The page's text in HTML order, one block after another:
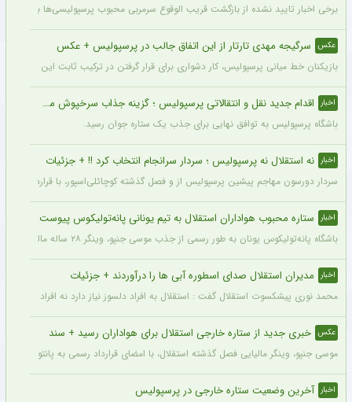
برخی اخبار تایید نشده از بازگشت قریب الوقوع سرمربی محبوب پرسپولیسی‌ها به دنیای
عکس سرگیجه مهدی تارتار از این اتفاق جالب در پرسپولیس + عکس
بازیکنان خط میانی پرسپولیس، کار دشواری برای قرار گرفتن در ترکیب ثابت این تیم
اخبار اقدام جدید نقل و انتقالاتی پرسپولیس ؛ گزینه جذاب سرخپوش می شود؟
باشگاه پرسپولیس به توافق نهایی برای جذب یک ستاره جوان رسید.
اخبار نه استقلال نه پرسپولیس ؛ سردار سرانجام انتخاب کرد !! + جزئیات
سردار دورسون مهاجم پیشین پرسپولیس از و فصل گذشته کوچائلی‌اسپور، با قراردادی
اخبار ستاره محبوب هواداران استقلال به تیم یونانی پانه‌تولیکوس پیوست
باشگاه پانه‌تولیکوس یونان به طور رسمی از جذب موسی جنپو، وینگر ۲۸ ساله مالیایی سابق استقلال، با قراردادی دو ساله خبر داد.
اخبار مدیران استقلال صدای اسطوره آبی ها را درآوردند + جزئیات
محمد نوری پیشکسوت استقلال گفت : استقلال به افراد دلسوز نیاز دارد نه افراد سود
عکس خبری جدید از ستاره خارجی استقلال برای هواداران رسید + سند
موسی جنپو، وینگر مالیایی فصل گذشته استقلال، با امضای قرارداد رسمی به پانتولیکوس
اخبار آخرین وضعیت ستاره خارجی در پرسپولیس